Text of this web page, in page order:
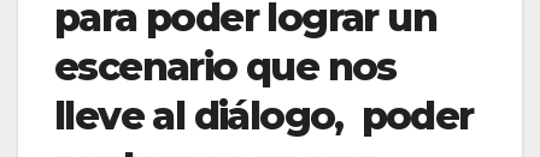
para poder lograr un
escenario que nos
lleve al diálogo, poder